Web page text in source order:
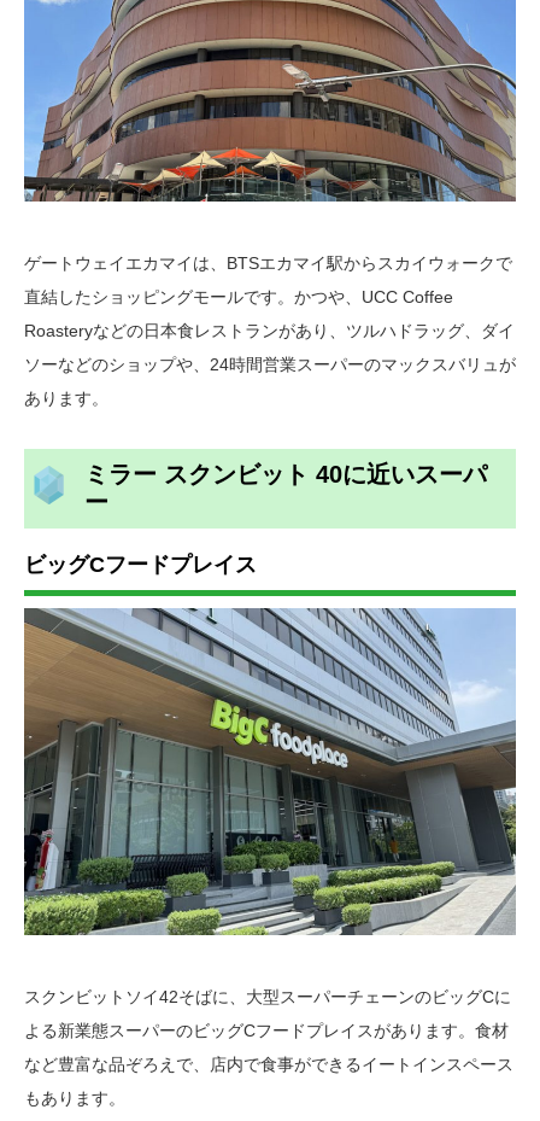
ゲートウェイエカマイは、BTSエカマイ駅からスカイウォークで
直結したショッピングモールです。かつや、UCC Coffee
Roasteryなどの日本食レストランがあり、ツルハドラッグ、ダイ
ソーなどのショップや、24時間営業スーパーのマックスバリュが
あります。
ミラー スクンビット 40に近いスーパ
ー
ビッグCフードプレイス
スクンビットソイ42そばに、大型スーパーチェーンのビッグCに
よる新業態スーパーのビッグCフードプレイスがあります。食材
など豊富な品ぞろえで、店内で食事ができるイートインスペース
もあります。